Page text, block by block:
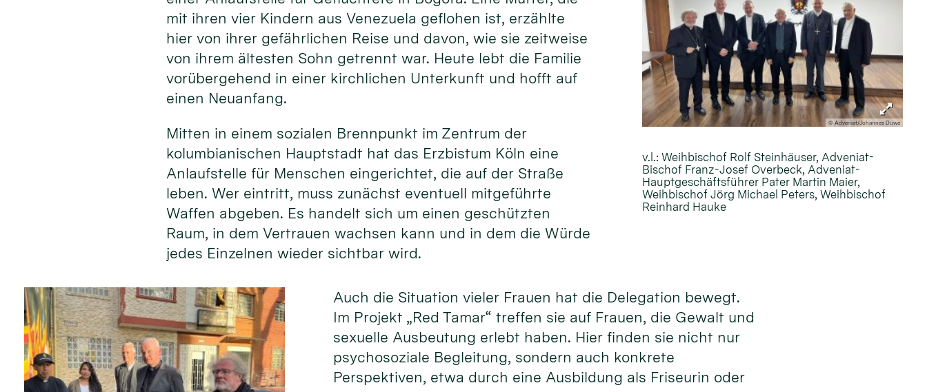
© Adveniat/Johannes Duwe
v.l.: Weihbischof Rolf Steinhäuser, Adveniat-
Bischof Franz-Josef Overbeck, Adveniat-
Hauptgeschäftsführer Pater Martin Maier,
Weihbischof Jörg Michael Peters, Weihbischof
Reinhard Hauke
mit ihren vier Kindern aus Venezuela geflohen ist, erzählte
hier von ihrer gefährlichen Reise und davon, wie sie zeitweise
von ihrem ältesten Sohn getrennt war. Heute lebt die Familie
vorübergehend in einer kirchlichen Unterkunft und hofft auf
einen Neuanfang.
Mitten in einem sozialen Brennpunkt im Zentrum der
kolumbianischen Hauptstadt hat das Erzbistum Köln eine
Anlaufstelle für Menschen eingerichtet, die auf der Straße
leben. Wer eintritt, muss zunächst eventuell mitgeführte
Waffen abgeben. Es handelt sich um einen geschützten
Raum, in dem Vertrauen wachsen kann und in dem die Würde
jedes Einzelnen wieder sichtbar wird.
Auch die Situation vieler Frauen hat die Delegation bewegt.
Im Projekt „Red Tamar“ treffen sie auf Frauen, die Gewalt und
sexuelle Ausbeutung erlebt haben. Hier finden sie nicht nur
psychosoziale Begleitung, sondern auch konkrete
Perspektiven, etwa durch eine Ausbildung als Friseurin oder